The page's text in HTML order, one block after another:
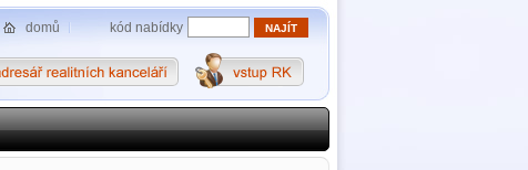
kód nabídky
domů